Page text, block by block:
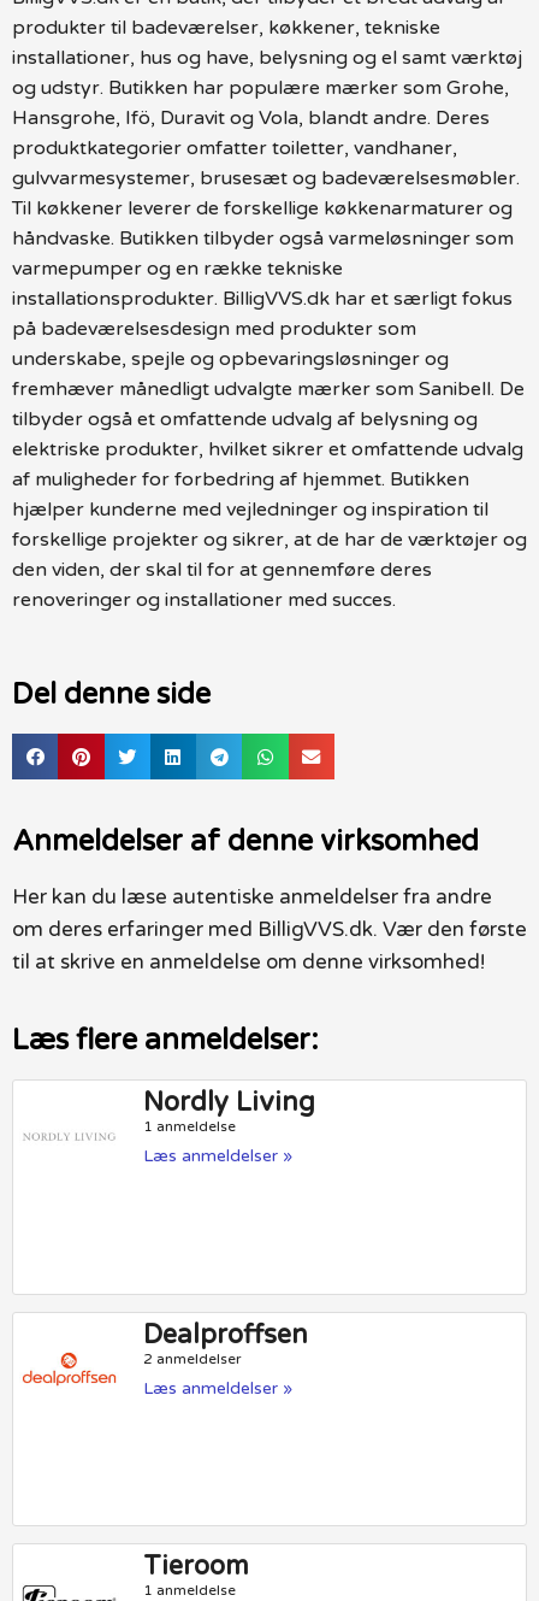
produkter til badeværelser, køkkener, tekniske
installationer, hus og have, belysning og el samt værktøj
og udstyr. Butikken har populære mærker som Grohe,
Hansgrohe, Ifö, Duravit og Vola, blandt andre. Deres
produktkategorier omfatter toiletter, vandhaner,
gulvvarmesystemer, brusesæt og badeværelsesmøbler.
Til køkkener leverer de forskellige køkkenarmaturer og
håndvaske. Butikken tilbyder også varmeløsninger som
varmepumper og en række tekniske
installationsprodukter. BilligVVS.dk har et særligt fokus
på badeværelsesdesign med produkter som
underskabe, spejle og opbevaringsløsninger og
fremhæver månedligt udvalgte mærker som Sanibell. De
tilbyder også et omfattende udvalg af belysning og
elektriske produkter, hvilket sikrer et omfattende udvalg
af muligheder for forbedring af hjemmet. Butikken
hjælper kunderne med vejledninger og inspiration til
forskellige projekter og sikrer, at de har de værktøjer og
den viden, der skal til for at gennemføre deres
renoveringer og installationer med succes.
Del denne side
Anmeldelser af denne virksomhed
Her kan du læse autentiske anmeldelser fra andre
om deres erfaringer med BilligVVS.dk. Vær den første
til at skrive en anmeldelse om denne virksomhed!
Læs flere anmeldelser:
Nordly Living
1 anmeldelse
Læs anmeldelser »
Dealproffsen
2 anmeldelser
Læs anmeldelser »
Tieroom
1 anmeldelse